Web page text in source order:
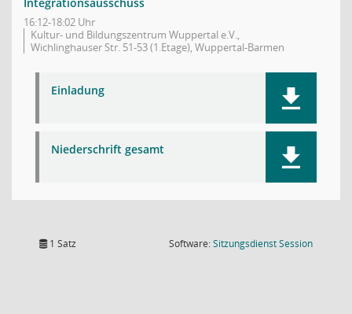
16:12-18:02 Uhr
Kultur- und Bildungszentrum Wuppertal e.V.,
Wichlinghauser Str. 51-53 (1.Etage), Wuppertal-Barmen
Einladung
Niederschrift gesamt
1 Satz Software:SitzungsdienstSession(Wird in